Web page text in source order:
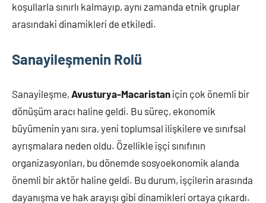
koşullarla sınırlı kalmayıp, aynı zamanda etnik gruplar
arasındaki dinamikleri de etkiledi.
Sanayileşmenin Rolü
Sanayileşme, Avusturya-Macaristan için çok önemli bir
dönüşüm aracı haline geldi. Bu süreç, ekonomik
büyümenin yanı sıra, yeni toplumsal ilişkilere ve sınıfsal
ayrışmalara neden oldu. Özellikle işçi sınıfının
organizasyonları, bu dönemde sosyoekonomik alanda
önemli bir aktör haline geldi. Bu durum, işçilerin arasında
dayanışma ve hak arayışı gibi dinamikleri ortaya çıkardı.